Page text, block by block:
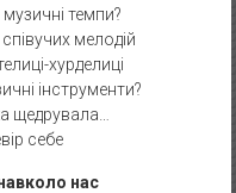
темпи?
мелодій
хурделиці
інструменти?
щедрувала…
себе
нас